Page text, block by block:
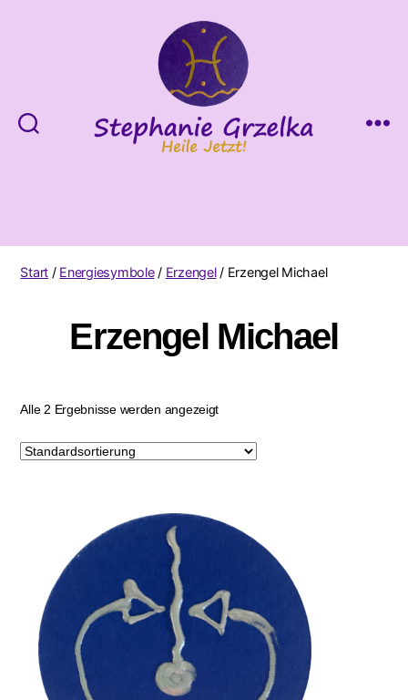
Start / Energiesymbole/ Erzengel/ Erzengel Michael
Erzengel Michael
Alle 2 Ergebnisse werden angezeigt